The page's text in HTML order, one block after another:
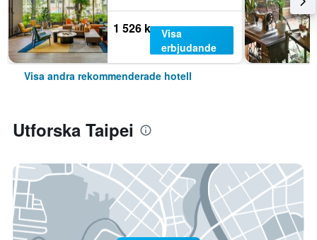
1 526 kr Visa
erbjudande
Visa andra rekommenderade hotell
Utforska Taipei